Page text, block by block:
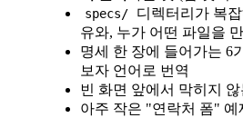
specs/
디렉터리가 복
유와, 누가 어떤 파일을
명세 한 장에 들어가는 6
보자 언어로 번역
빈 화면 앞에서 막히지 않
아주 작은 "연락처 폼" 예